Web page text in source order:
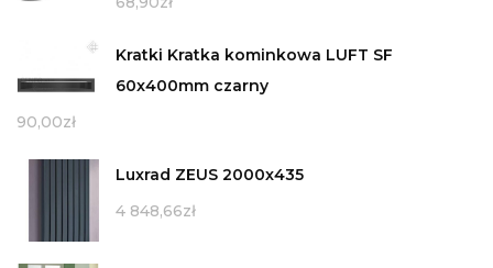
Kratki Kratka kominkowa LUFT SF
60x400mm czarny
90,00zł
Luxrad ZEUS 2000x435
4 848,66zł